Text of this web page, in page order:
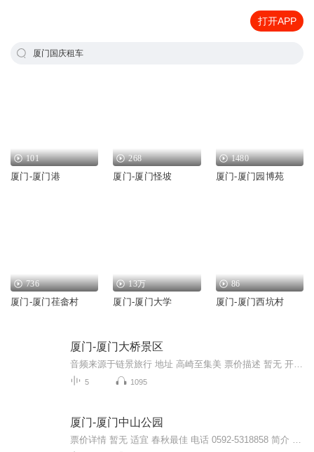
打开APP
厦门国庆租车
101
厦门-厦门港
268
厦门-厦门怪坡
1480
厦门-厦门园博苑
736
厦门-厦门荏畲村
13万
厦门-厦门大学
86
厦门-厦门西坑村
厦门-厦门大桥景区
5 1095
厦门-厦门中山公园